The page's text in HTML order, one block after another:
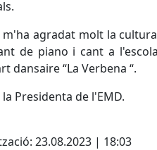
m'ha agradat molt la
de piano i cant a
dansaire “La Verbena “.
Presidenta de l'EMD.
23.08.2023 | 18:03